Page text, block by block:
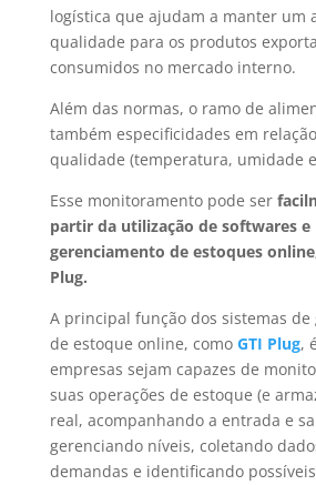
logística que ajudam a manter um
qualidade para os produtos
consumidos no mercado interno.
Além das normas, o ramo de
também especificidades em
qualidade (temperatura, umidade
Esse monitoramento pode ser
partir da utilização de softwares
gerenciamento de estoques
Plug.
A principal função dos sistemas
de estoque online, como GTI Plug,
empresas sejam capazes de
suas operações de estoque (e
real, acompanhando a entrada e
gerenciando níveis, coletando
demandas e identificando